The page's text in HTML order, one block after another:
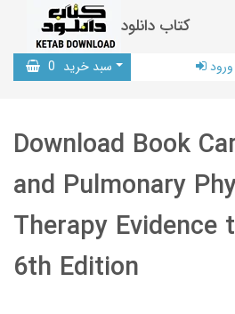
کتاب دانلود
سبد خرید 0 ورود
Download Book
and Pulmonary
Therapy Evidence
6th Edition